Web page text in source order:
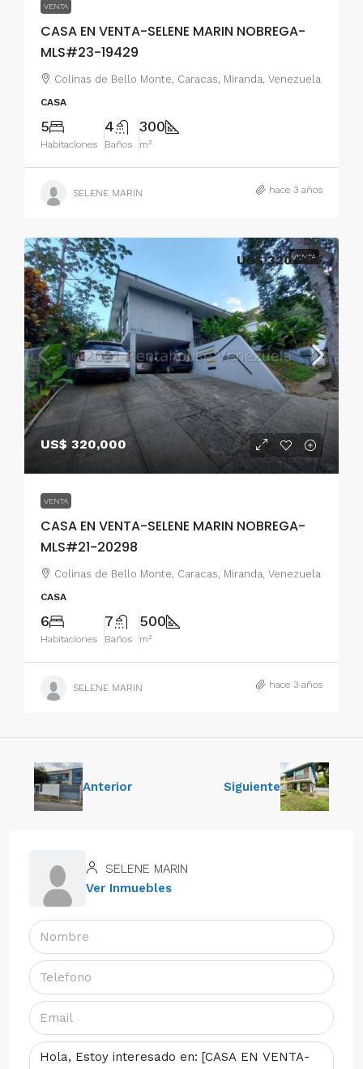
VENTA
CASA EN VENTA-SELENE MARIN NOBREGA-
MLS#23-19429
Colinas de Bello Monte, Caracas, Miranda, Venezuela
CASA
5
Habitaciones
4
Baños
300
m²
SELENE MARIN hace 3 años
VENTA
US$ 320,000
VENTA
CASA EN VENTA-SELENE MARIN NOBREGA-
MLS#21-20298
US$ 320,000
Colinas de Bello Monte, Caracas, Miranda, Venezuela
CASA
6
Habitaciones
7
Baños
500
m²
SELENE MARIN hace 3 años
Anterior Siguiente
SELENE MARIN
Ver Inmuebles